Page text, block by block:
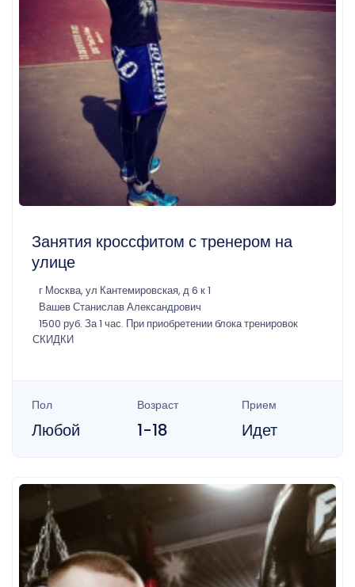
Занятия кроссфитом с тренером на
улице
г Москва, ул Кантемировская, д 6 к 1
Вашев Станислав Александрович
1500 руб. За 1 час. При приобретении блока тренировок
СКИДКИ
Пол
Любой
Возраст
1-18
Прием
Идет